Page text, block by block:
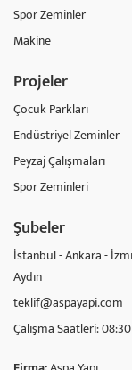
Spor Zeminler
Makine
Projeler
Çocuk Parkları
Endüstriyel Zeminler
Peyzaj Çalışmaları
Spor Zeminleri
Şubeler
İstanbul - Ankara -
Aydın
teklif@aspayapi.com
Çalışma Saatleri: